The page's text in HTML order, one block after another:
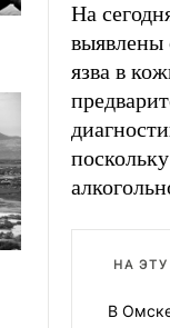
На
выявлены
язва в
НА
В